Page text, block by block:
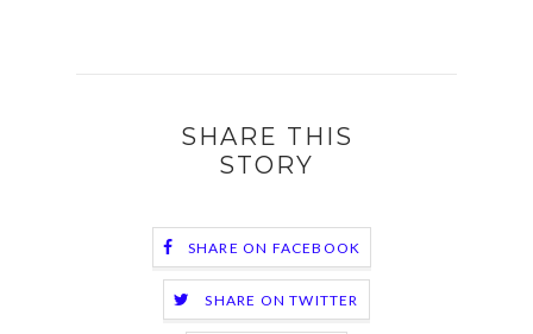
SHARE THIS
STORY
SHARE ON FACEBOOK
SHARE ON TWITTER